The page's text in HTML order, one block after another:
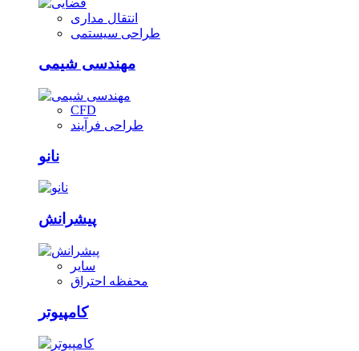
انتقال مداری
طراحی سیستمی
مهندسی شیمی
CFD
طراحی فرآیند
نانو
پیشرانش
سایر
محفظه احتراق
کامپیوتر